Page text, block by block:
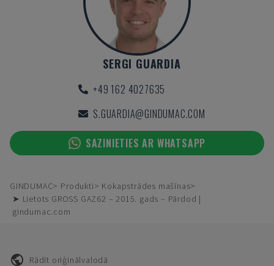
SERGI GUARDIA
+49 162 4027635
S.GUARDIA@GINDUMAC.COM
SAZINIETIES AR WHATSAPP
GINDUMAC Produkti
Kokapstrādes mašīnas
➤ Lietots GROSS GAZ62 – 2015. gads – Pārdod |
gindumac.com
Rādīt oriģinālvalodā